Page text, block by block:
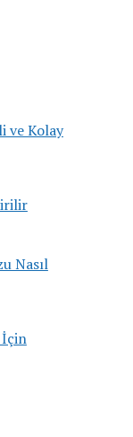
ve Kolay
Nasıl
İçin